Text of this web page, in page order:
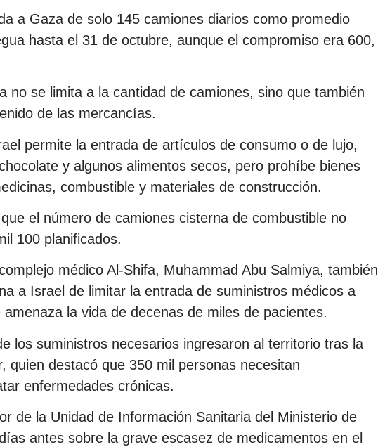
a Gaza de solo 145 camiones diarios como promedio
hasta el 31 de octubre, aunque el compromiso era 600,
no se limita a la cantidad de camiones, sino que también
de las mercancías.
permite la entrada de artículos de consumo o de lujo,
y algunos alimentos secos, pero prohíbe bienes
combustible y materiales de construcción.
el número de camiones cisterna de combustible no
100 planificados.
médico Al-Shifa, Muhammad Abu Salmiya, también
a Israel de limitar la entrada de suministros médicos a
la vida de decenas de miles de pacientes.
los suministros necesarios ingresaron al territorio tras la
quien destacó que 350 mil personas necesitan
enfermedades crónicas.
de la Unidad de Información Sanitaria del Ministerio de
antes sobre la grave escasez de medicamentos en el